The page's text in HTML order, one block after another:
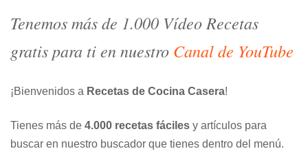
Tenemos más de 1.000 Vídeo Recetas
gratis para ti en nuestro Canal de YouTube
¡Bienvenidos a Recetas de Cocina Casera!
Tienes más de 4.000 recetas fáciles y artículos para
buscar en nuestro buscador que tienes dentro del menú.